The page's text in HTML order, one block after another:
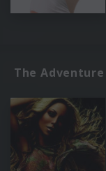
The